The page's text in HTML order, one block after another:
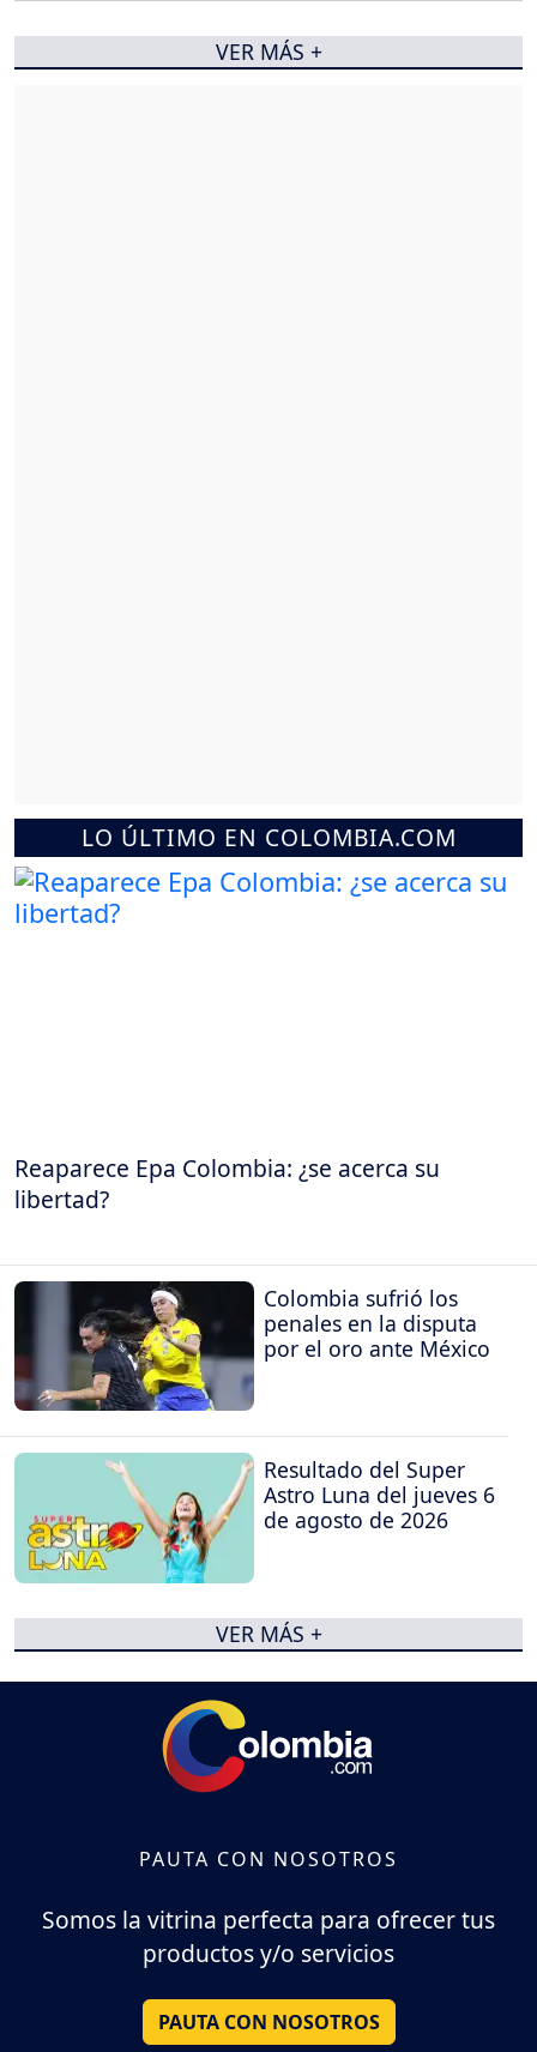
LO ÚLTIMO EN COLOMBIA.COM
Reaparece Epa Colombia: ¿se acerca su
libertad?
Colombia sufrió los
penales en la disputa
por el oro ante México
Resultado del Super
Astro Luna del jueves 6
de agosto de 2026
VER MÁS +
VER MÁS +
PAUTA CON NOSOTROS
Somos la vitrina perfecta para ofrecer tus
productos y/o servicios
PAUTA CON NOSOTROS